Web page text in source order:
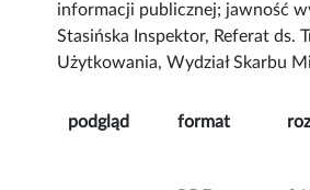
informacji publicznej; jawność
Stasińska Inspektor, Referat ds.
Użytkowania, Wydział Skarbu
podgląd format